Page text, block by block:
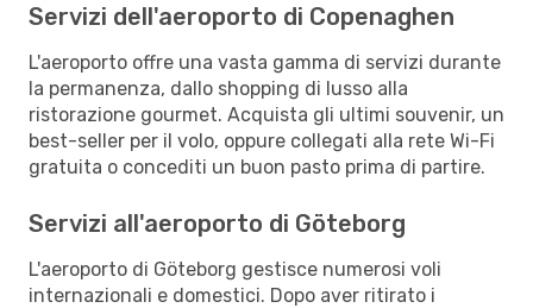
Servizi dell'aeroporto di Copenaghen
L'aeroporto offre una vasta gamma di servizi durante
la permanenza, dallo shopping di lusso alla
ristorazione gourmet. Acquista gli ultimi souvenir, un
best-seller per il volo, oppure collegati alla rete Wi-Fi
gratuita o concediti un buon pasto prima di partire.
Servizi all'aeroporto di Göteborg
L'aeroporto di Göteborg gestisce numerosi voli
internazionali e domestici. Dopo aver ritirato i